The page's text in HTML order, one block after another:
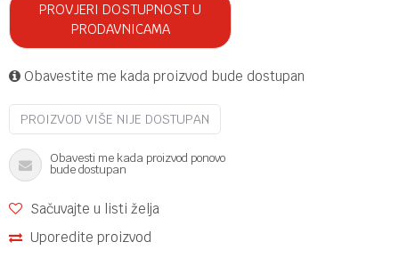
PROVJERI DOSTUPNOST U
PRODAVNICAMA
Obavestite me kada proizvod bude dostupan
PROIZVOD VIŠE NIJE DOSTUPAN
Obavesti me kada proizvod ponovo
bude dostupan
Sačuvajte u listi želja
Uporedite proizvod